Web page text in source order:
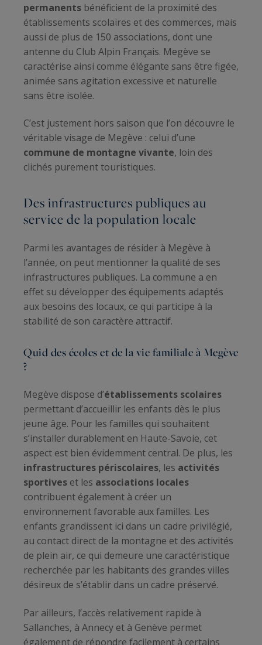
permanents bénéficient de la proximité des
établissements scolaires et des commerces, mais
aussi de plus de 150 associations, dont une
antenne du Club Alpin Français. Megève se
caractérise ainsi comme élégante sans être figée,
animée sans agitation excessive et naturelle
sans être isolée.
C’est justement hors saison que l’on découvre le
véritable visage de Megève : celui d’une
commune de montagne vivante, loin des
clichés purement touristiques.
Des infrastructures publiques au
service de la population locale
Parmi les avantages de résider à Megève à
l’année, on peut mentionner la qualité de ses
infrastructures publiques. La commune a en
effet su développer des équipements adaptés
aux besoins des locaux, ce qui participe à la
stabilité de son caractère attractif.
Quid des écoles et de la vie familiale à Megève
?
Megève dispose d’établissements scolaires
permettant d’accueillir les enfants dès le plus
jeune âge. Pour les familles qui souhaitent
s’installer durablement en Haute-Savoie, cet
aspect est bien évidemment central. De plus, les
infrastructures périscolaires, les activités
sportives et les associations locales
contribuent également à créer un
environnement favorable aux familles. Les
enfants grandissent ici dans un cadre privilégié,
au contact direct de la montagne et des activités
de plein air, ce qui demeure une caractéristique
recherchée par les habitants des grandes villes
désireux de s’établir dans un cadre préservé.
Par ailleurs, l’accès relativement rapide à
Sallanches, à Annecy et à Genève permet
également de répondre facilement à certains